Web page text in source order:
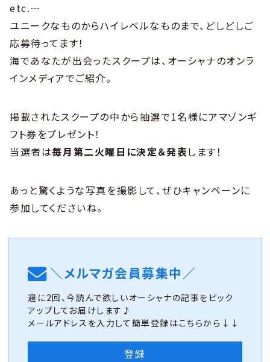
etc.…
ユニークなものからハイレベルなものまで、どしどしご
応募待ってます！
海であなたが出会ったスクープは、オーシャナのオンラ
インメディアでご紹介。
掲載されたスクープの中から抽選で1名様にアマゾンギ
フト券をプレゼント！
当選者は毎月第二火曜日に決定＆発表します！
あっと驚くような写真を撮影して、ぜひキャンペーンに
参加してくださいね。
＼メルマガ会員募集中／
週に2回、今読んで欲しいオーシャナの記事をピック
アップしてお届けします♪
メールアドレスを入力して簡単登録はこちらから↓↓
登録